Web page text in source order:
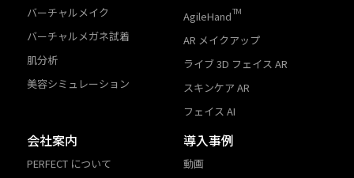
バーチャルメイク
バーチャルメガネ試着
肌分析
美容シミュレーション
AgileHandTM
AR メイクアップ
ライブ 3D フェイス AR
スキンケア AR
フェイス AI
会社案内
PERFECT について
導入事例
動画